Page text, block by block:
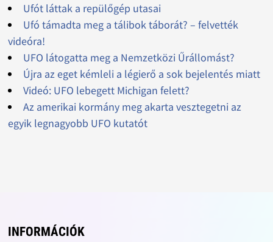
Ufót láttak a repülőgép utasai
Ufó támadta meg a tálibok táborát? – felvették
videóra!
UFO látogatta meg a Nemzetközi Űrállomást?
Újra az eget kémleli a légierő a sok bejelentés miatt
Videó: UFO lebegett Michigan felett?
Az amerikai kormány meg akarta vesztegetni az
egyik legnagyobb UFO kutatót
INFORMÁCIÓK